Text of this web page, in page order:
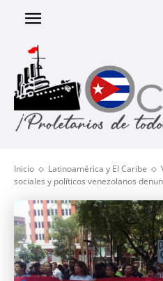
Inicio Latinoamérica y El Caribe
sociales y políticos venezolanos